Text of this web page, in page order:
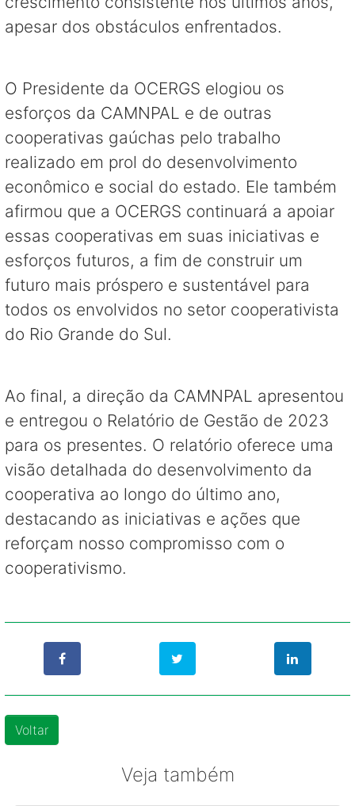
apesar dos obstáculos enfrentados.
O Presidente da OCERGS elogiou os
esforços da CAMNPAL e de outras
cooperativas gaúchas pelo trabalho
realizado em prol do desenvolvimento
econômico e social do estado. Ele também
afirmou que a OCERGS continuará a apoiar
essas cooperativas em suas iniciativas e
esforços futuros, a fim de construir um
futuro mais próspero e sustentável para
todos os envolvidos no setor cooperativista
do Rio Grande do Sul.
Ao final, a direção da CAMNPAL apresentou
e entregou o Relatório de Gestão de 2023
para os presentes. O relatório oferece uma
visão detalhada do desenvolvimento da
cooperativa ao longo do último ano,
destacando as iniciativas e ações que
reforçam nosso compromisso com o
cooperativismo.
Voltar
Veja também